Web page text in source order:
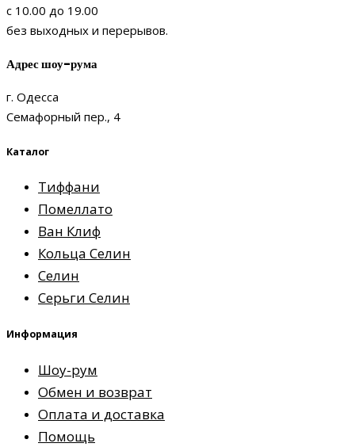
с 10.00 до 19.00
без выходных и перерывов.
Адрес шоу-рума
г. Одесса
Семафорный пер., 4
Каталог
Тиффани
Помеллато
Ван Клиф
Кольца Селин
Селин
Серьги Селин
Информация
Шоу-рум
Обмен и возврат
Оплата и доставка
Помощь